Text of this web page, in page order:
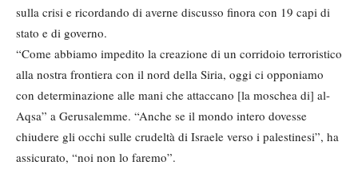
sulla crisi e ricordando di averne discusso finora con 19 capi di
stato e di governo.
“Come abbiamo impedito la creazione di un corridoio terroristico
alla nostra frontiera con il nord della Siria, oggi ci opponiamo
con determinazione alle mani che attaccano [la moschea di] al-
Aqsa” a Gerusalemme. “Anche se il mondo intero dovesse
chiudere gli occhi sulle crudeltà di Israele verso i palestinesi”, ha
assicurato, “noi non lo faremo”.